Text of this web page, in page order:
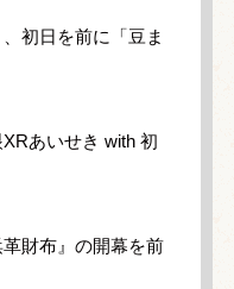
初日を前に「豆ま
あいせき with 初
革財布』の開幕を前